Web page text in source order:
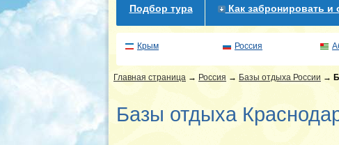
Подбор тура Как забронировать и
Крым Россия
Главная страница → Россия → Базы отдыха России →
Базы отдыха